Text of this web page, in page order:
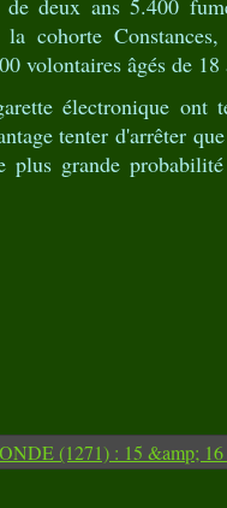
deux ans 5.400
cohorte
volontaires âgés de 18
électronique ont
tenter d'arrêter
plus grande